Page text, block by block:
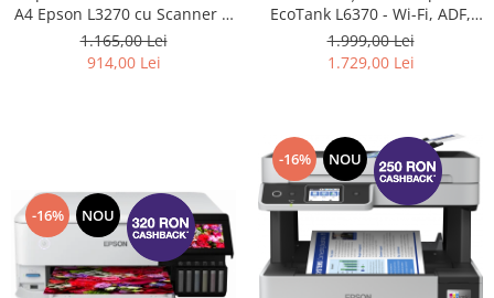
A4 Epson L3270 cu Scanner si
Wifi
1.165,00 Lei
914,00 Lei
EcoTank L6370 - Wi-Fi, ADF,
Duplex, funcții de imprimare
față-verso, scanare și copiere
1.999,00 Lei
1.729,00 Lei
-16% NOU
-16% NOU